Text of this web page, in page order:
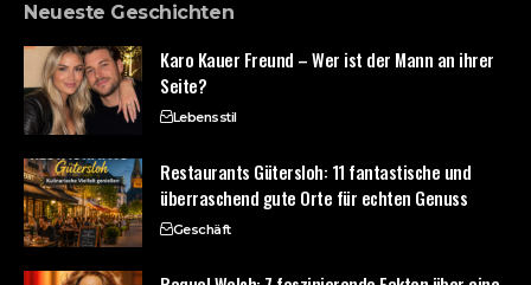
Neueste Geschichten
Karo Kauer Freund – Wer ist der Mann an ihrer
Seite?
Lebensstil
Restaurants Gütersloh: 11 fantastische und
überraschend gute Orte für echten Genuss
Geschäft